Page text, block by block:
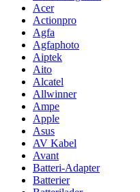
Acer
Actionpro
Agfa
Agfaphoto
Aiptek
Aito
Alcatel
Allwinner
Ampe
Apple
Asus
AV Kabel
Avant
Batteri-Adapter
Batterier